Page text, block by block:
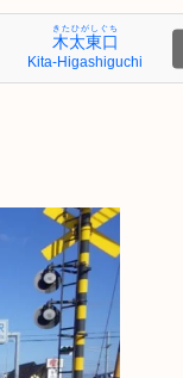
木太東口
きたひがしぐち
Kita-Higashiguchi